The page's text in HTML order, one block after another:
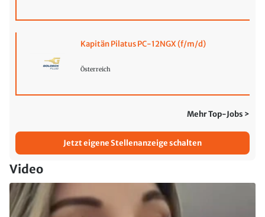
Kapitän Pilatus PC-12NGX (f/m/d)
Österreich
Mehr Top-Jobs >
Jetzt eigene Stellenanzeige schalten
Video